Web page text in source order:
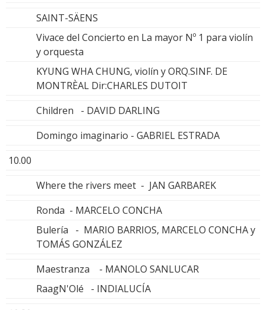
SAINT-SÄENS
Vivace del Concierto en La mayor Nº 1 para violín
y orquesta
KYUNG WHA CHUNG, violín y ORQ.SINF. DE
MONTRÈAL Dir:CHARLES DUTOIT
Children - DAVID DARLING
Domingo imaginario - GABRIEL ESTRADA
10.00
Where the rivers meet - JAN GARBAREK
Ronda - MARCELO CONCHA
Bulería - MARIO BARRIOS, MARCELO CONCHA y
TOMÁS GONZÁLEZ
Maestranza - MANOLO SANLUCAR
RaagN'Olé - INDIALUCÍA